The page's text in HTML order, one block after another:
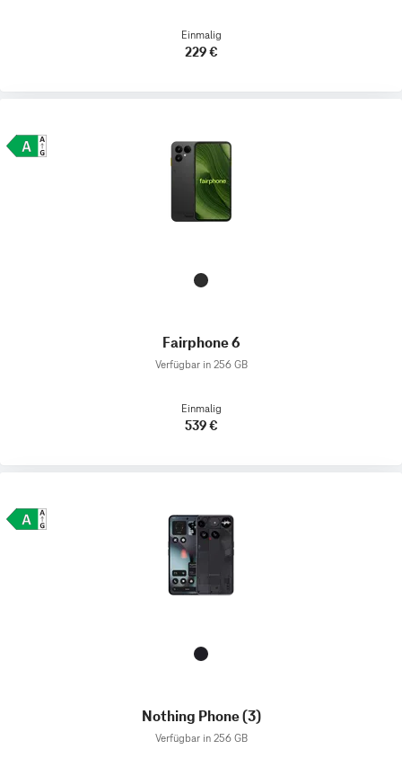
Einmalig
229 €
Fairphone 6
Verfügbar in 256 GB
Einmalig
539 €
Nothing Phone (3)
Verfügbar in 256 GB